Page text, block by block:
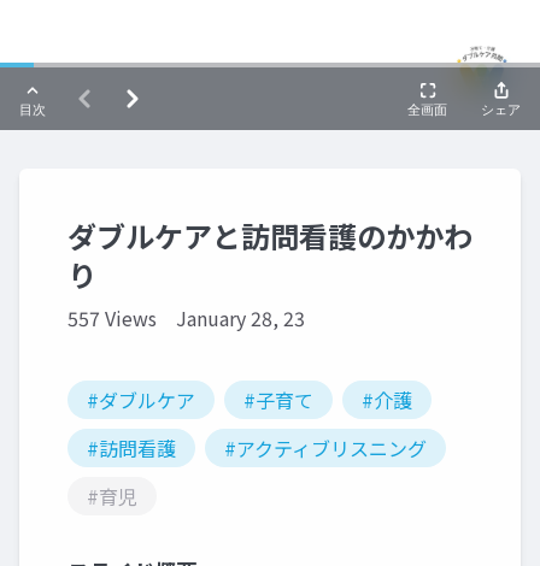
ダブルケアと訪問看護のかかわ
り
557 Views January 28, 23
#ダブルケア #子育て
#介護
#訪問看護
#アクティブリスニング
#育児